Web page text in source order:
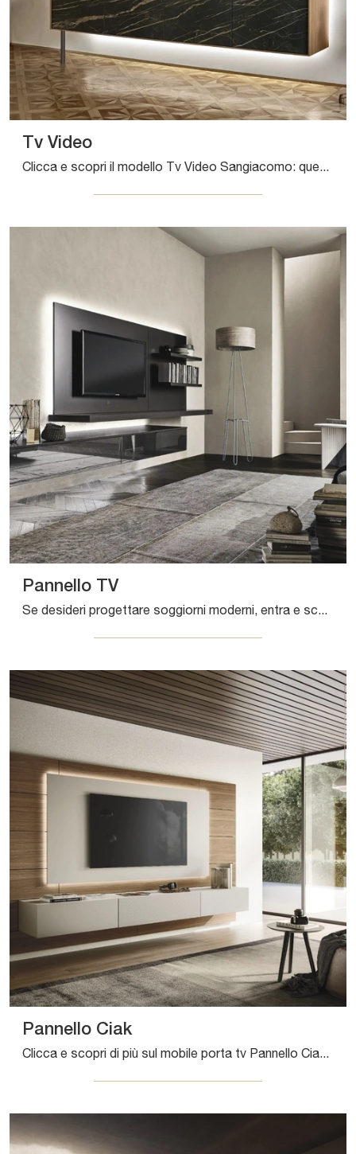
Tv Video
Pannello TV
Se desideri progettare soggiorni moderni, entra e scopri il mobile porta tv Pannello TV del brand Sangiacomo, realizzato in laccato opaco
Pannello Ciak
Clicca e scopri di più sul mobile porta tv Pannello Ciak di Sangiacomo: realizzato in laccato opaco, è il prodotto perfetto per spazi design.